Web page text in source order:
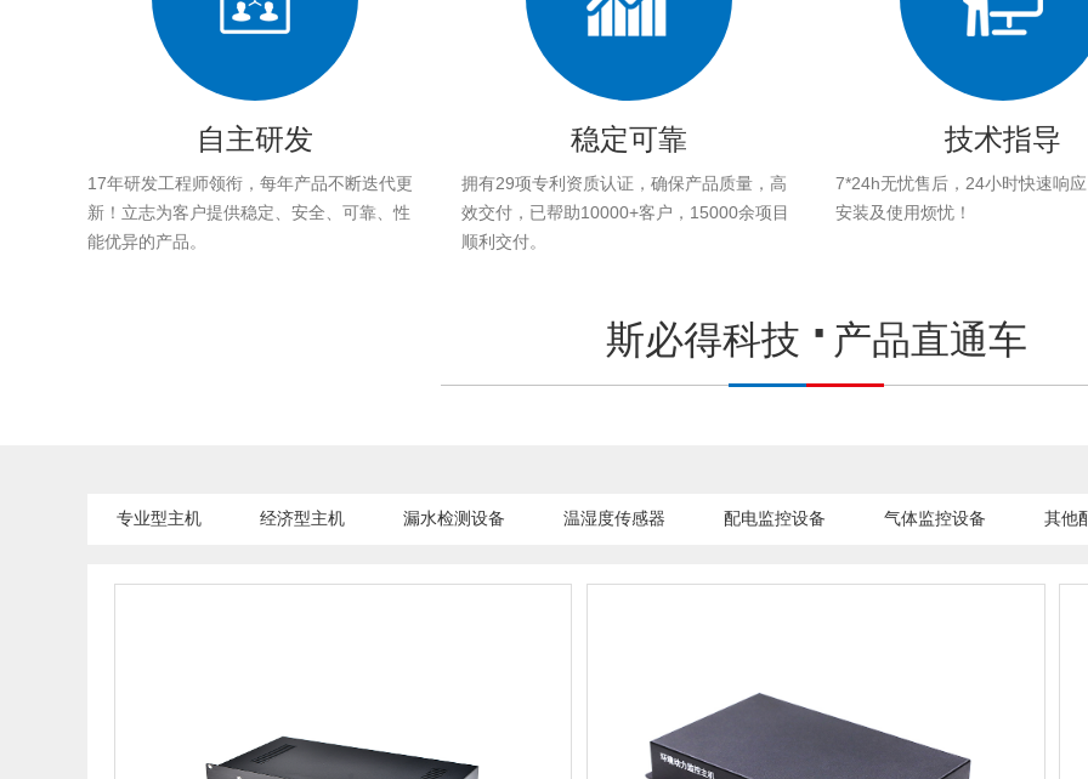
自主研发
17年研发工程师领衔，每年产品不断迭代更
新！立志为客户提供稳定、安全、可靠、性
能优异的产品。
稳定可靠
拥有29项专利资质认证，确保产品质量，高
效交付，已帮助10000+客户，15000余项目
顺利交付。
技术指导
7*24h无忧售后，24小时快速响
安装及使用烦忧！
斯必得科技 产品直通车
专业型主机 经济型主机 漏水检测设备 温湿度传感器 配电监控设备 气体监控设备 其他